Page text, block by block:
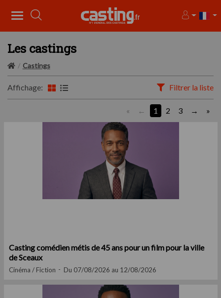
Les castings
Castings
Affichage: Filtrer la liste
« 1 2 3 »
Casting comédien métis de 45 ans pour un film pour la ville
de Sceaux
Cinéma / Fiction Du 07/08/2026 au 12/08/2026